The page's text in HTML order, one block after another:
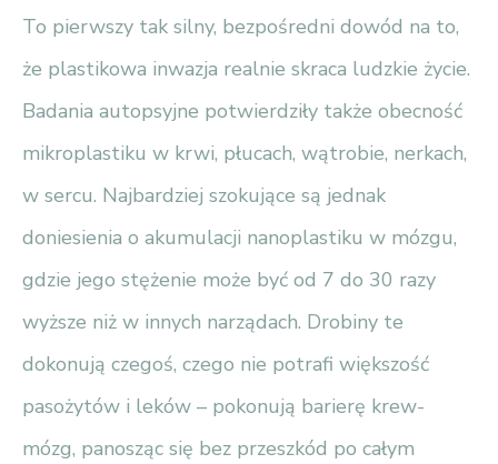
To pierwszy tak silny, bezpośredni dowód na to,
że plastikowa inwazja realnie skraca ludzkie życie.
Badania autopsyjne potwierdziły także obecność
mikroplastiku w krwi, płucach, wątrobie, nerkach,
w sercu. Najbardziej szokujące są jednak
doniesienia o akumulacji nanoplastiku w mózgu,
gdzie jego stężenie może być od 7 do 30 razy
wyższe niż w innych narządach. Drobiny te
dokonują czegoś, czego nie potrafi większość
pasożytów i leków – pokonują barierę krew-
mózg, panosząc się bez przeszkód po całym